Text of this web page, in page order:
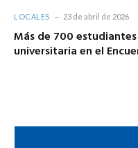
LOCALES 23 de abril de 2026
Más de 700
universitaria en el